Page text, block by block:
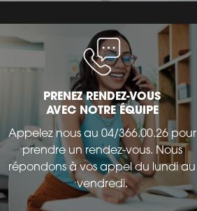
PRENEZ RENDEZ-VOUS
AVEC NOTRE ÉQUIPE
Appelez nous au 04/366.00.26 pour
prendre un rendez-vous. Nous
répondons à vos appel du lundi au
vendredi.